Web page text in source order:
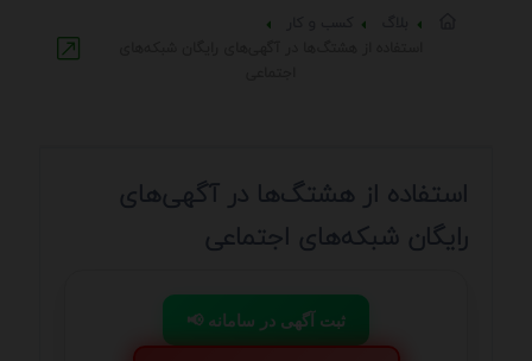
استفاده از هشتگ‌ها در آگهی‌های
رایگان شبکه‌های اجتماعی
📢 ثبت آگهی در سامانه